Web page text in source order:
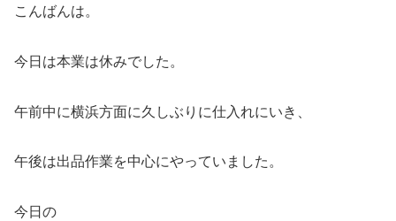
こんばんは。
今日は本業は休みでした。
午前中に横浜方面に久しぶりに仕入れにいき、
午後は出品作業を中心にやっていました。
今日の